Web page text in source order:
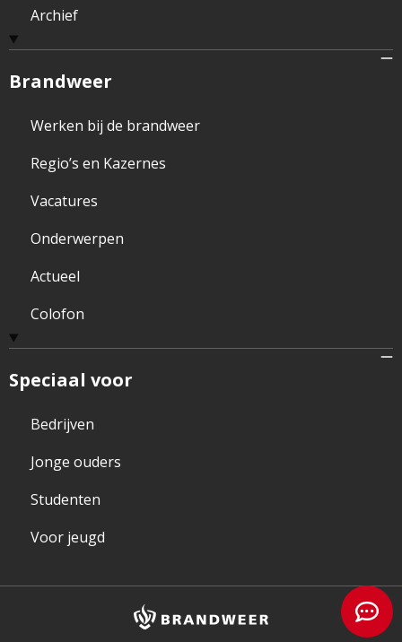
Archief
Brandweer
Werken bij de brandweer
Regio’s en Kazernes
Vacatures
Onderwerpen
Actueel
Colofon
Speciaal voor
Bedrijven
Jonge ouders
Studenten
Voor jeugd
Brandweer